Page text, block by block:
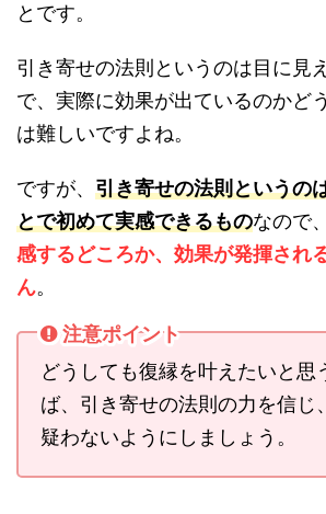
とです。
引き寄せの法則というのは目に見
で、実際に効果が出ているのかど
は難しいですよね。
ですが、 引き寄せの法則というの
とで初めて実感できるものなので、
感するどころか、効果が発揮され
ん。
注意ポイント
どうしても復縁を叶えたいと思
ば、引き寄せの法則の力を信じ
疑わないようにしましょう。